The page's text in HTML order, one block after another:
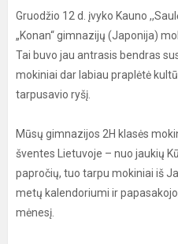
Gruodžio 12 d. įvyko Kauno
„Konan“ gimnazijų (Japonija)
Tai buvo jau antrasis bendras
mokiniai dar labiau praplėtė
tarpusavio ryšį.
Mūsų gimnazijos 2H klasės
šventes Lietuvoje – nuo jaukių
papročių, tuo tarpu mokiniai iš
metų kalendoriumi ir
mėnesį.